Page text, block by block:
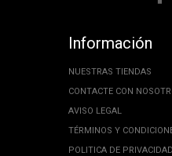
Información
NUESTRAS TIENDAS
CONTACTE CON
AVISO LEGAL
TÉRMINOS Y
POLITICA DE PRIVACIDAD